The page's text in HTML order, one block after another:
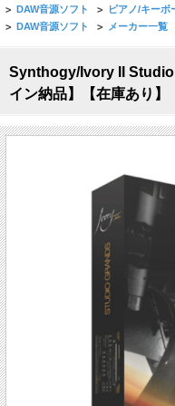
> DAW音源ソフト > ピアノ/キーボ
> DAW音源ソフト > メーカー一覧
Synthogy/Ivory II Studio
イン納品】【在庫あり】